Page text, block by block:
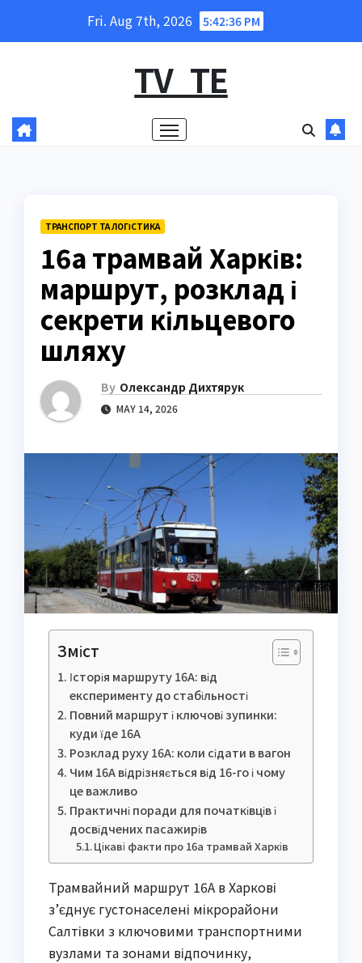
Fri. Aug 7th, 2026 5:42:37 PM
TV_TE
ТРАНСПОРТ ТА ЛОГІСТИКА
16а трамвай Харків:
маршрут, розклад і
секрети кільцевого
шляху
By Олександр Дихтярук
MAY 14, 2026
Зміст
Історія маршруту 16А: від
експерименту до стабільності
Повний маршрут і ключові зупинки:
куди їде 16А
Розклад руху 16А: коли сідати в вагон
Чим 16А відрізняється від 16-го і чому
це важливо
Практичні поради для початківців і
досвідчених пасажирів
Цікаві факти про 16а трамвай Харків
Трамвайний маршрут 16А в Харкові
з’єднує густонаселені мікрорайони
Салтівки з ключовими транспортними
вузлами та зонами відпочинку,